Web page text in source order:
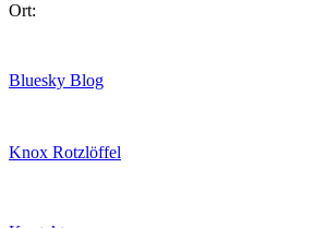
Ort:
Bluesky Blog
Knox Rotzlöffel